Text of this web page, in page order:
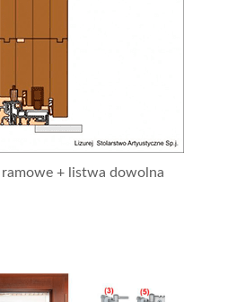
ramowe + listwa dowolna